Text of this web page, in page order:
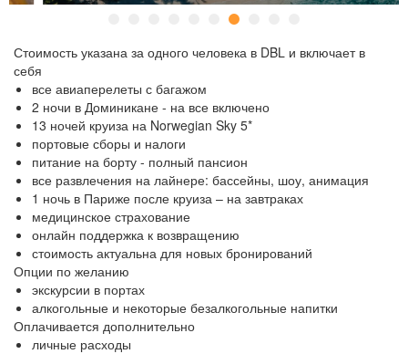
Стоимость указана за одного человека в DBL и включает в
себя
все авиаперелеты с багажом
2 ночи в Доминикане - на все включено
13 ночей круиза на Norwegian Sky 5*
портовые сборы и налоги
питание на борту - полный пансион
все развлечения на лайнере: бассейны, шоу, анимация
1 ночь в Париже после круиза – на завтраках
медицинское страхование
онлайн поддержка к возвращению
стоимость актуальна для новых бронирований
Опции по желанию
экскурсии в портах
алкогольные и некоторые безалкогольные напитки
Оплачивается дополнительно
личные расходы